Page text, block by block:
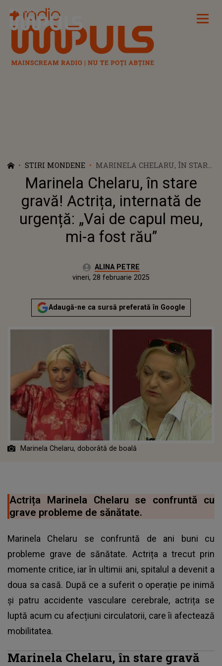
Radio Impuls
STIRI MONDENE
MARINELA CHELARU, ÎN STARE
GRAVĂ! ACTRIȚA, INTERNATĂ
DE URGENȚĂ: „VAI DE CAPUL
MEU, MI-A FOST RĂU”
Marinela Chelaru, în stare
gravă! Actrița, internată de
urgență: „Vai de capul meu,
mi-a fost rău”
Autor:ALINA PETRE
vineri, 28 februarie 2025Actualizat:
vineri, 28 februarie 2025
Adaugă-ne ca sursă preferată în Google
Marinela Chelaru, doborâtă de boală
Actrița Marinela Chelaru se confruntă cu
grave probleme de sănătate.
Marinela Chelaru se confruntă de ani buni cu
probleme grave de sănătate. Actrița a trecut prin
momente critice, iar în ultimii ani, spitalul a devenit a
doua sa casă. După ce a suferit o operație pe inimă
și patru accidente vasculare cerebrale, actrița se
luptă acum cu afecțiuni circulatorii, care îi afectează
mobilitatea.
Marinela Chelaru, în stare gravă